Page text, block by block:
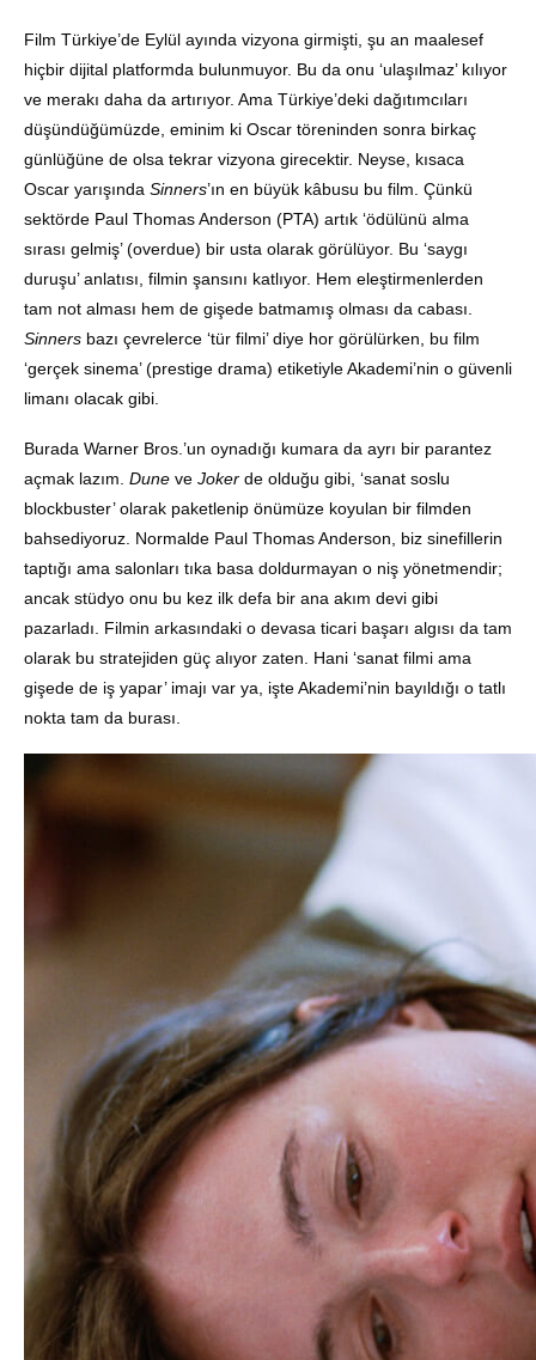
Film Türkiye’de Eylül ayında vizyona girmişti, şu an maalesef
hiçbir dijital platformda bulunmuyor. Bu da onu ‘ulaşılmaz’ kılıyor
ve merakı daha da artırıyor. Ama Türkiye’deki dağıtımcıları
düşündüğümüzde, eminim ki Oscar töreninden sonra birkaç
günlüğüne de olsa tekrar vizyona girecektir. Neyse, kısaca
Oscar yarışında Sinners’ın en büyük kâbusu bu film. Çünkü
sektörde Paul Thomas Anderson (PTA) artık ‘ödülünü alma
sırası gelmiş’ (overdue) bir usta olarak görülüyor. Bu ‘saygı
duruşu’ anlatısı, filmin şansını katlıyor. Hem eleştirmenlerden
tam not alması hem de gişede batmamış olması da cabası.
Sinners bazı çevrelerce ‘tür filmi’ diye hor görülürken, bu film
‘gerçek sinema’ (prestige drama) etiketiyle Akademi’nin o güvenli
limanı olacak gibi.
Burada Warner Bros.’un oynadığı kumara da ayrı bir parantez
açmak lazım. Dune ve Joker de olduğu gibi, ‘sanat soslu
blockbuster’ olarak paketlenip önümüze koyulan bir filmden
bahsediyoruz. Normalde Paul Thomas Anderson, biz sinefillerin
taptığı ama salonları tıka basa doldurmayan o niş yönetmendir;
ancak stüdyo onu bu kez ilk defa bir ana akım devi gibi
pazarladı. Filmin arkasındaki o devasa ticari başarı algısı da tam
olarak bu stratejiden güç alıyor zaten. Hani ‘sanat filmi ama
gişede de iş yapar’ imajı var ya, işte Akademi’nin bayıldığı o tatlı
nokta tam da burası.